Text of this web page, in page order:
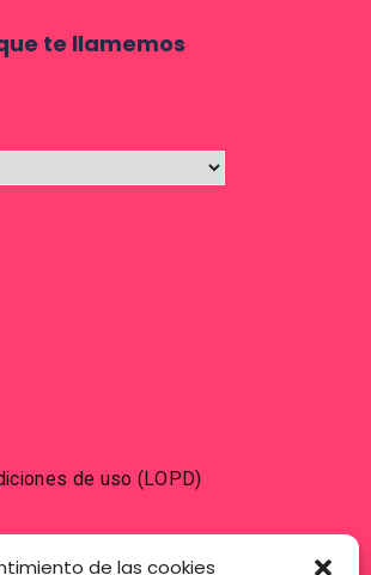
de las cookies
te llamemos
de uso (LOPD)